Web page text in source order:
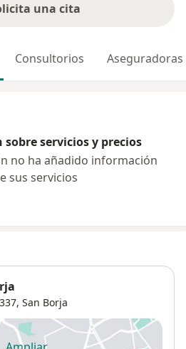
una cita
Consultorios Aseguradoras
servicios y precios
no ha añadido información
sus servicios
San Borja